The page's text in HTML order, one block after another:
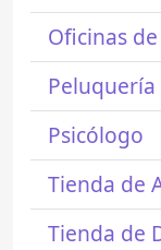
Oficinas
Peluquería
Psicólogo
Tienda de
Tienda de